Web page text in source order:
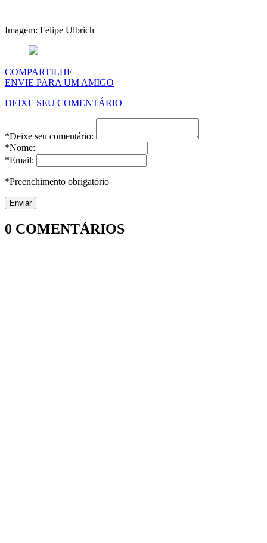
Imagem: Felipe Ulbrich
COMPARTILHE
ENVIE PARA UM AMIGO
DEIXE SEU COMENTÁRIO
*Deixe seu comentário:
*Nome:
*Email:
*Preenchimento obrigatório
0 COMENTÁRIOS